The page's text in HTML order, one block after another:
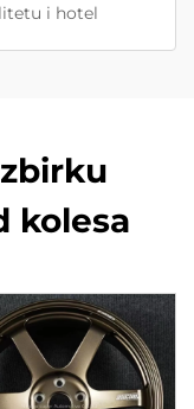
i hotel
kolesa